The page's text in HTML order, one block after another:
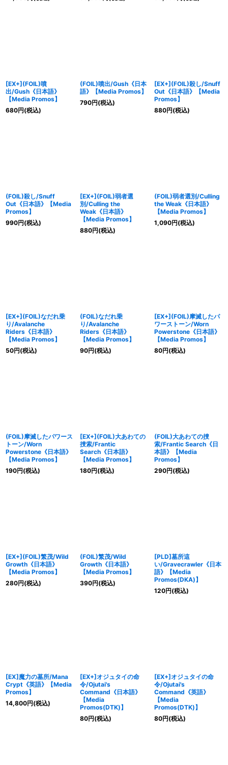
[EX+](FOIL)噴
出/Gush《日本語》
【Media Promos】
680円(税込)
(FOIL)噴出/Gush《日本
語》【Media Promos】
790円(税込)
[EX+](FOIL)殺し/Snuff
Out《日本語》【Media
Promos】
880円(税込)
(FOIL)殺し/Snuff
Out《日本語》【Media
Promos】
990円(税込)
[EX+](FOIL)弱者選
別/Culling the
Weak《日本語》
【Media Promos】
880円(税込)
(FOIL)弱者選別/Culling
the Weak《日本語》
【Media Promos】
1,090円(税込)
[EX+](FOIL)なだれ乗
り/Avalanche
Riders《日本語》
【Media Promos】
50円(税込)
(FOIL)なだれ乗
り/Avalanche
Riders《日本語》
【Media Promos】
90円(税込)
[EX+](FOIL)摩滅したパ
ワーストーン/Worn
Powerstone《日本語》
【Media Promos】
80円(税込)
(FOIL)摩滅したパワース
トーン/Worn
Powerstone《日本語》
【Media Promos】
190円(税込)
[EX+](FOIL)大あわての
捜索/Frantic
Search《日本語》
【Media Promos】
180円(税込)
(FOIL)大あわての捜
索/Frantic Search《日
本語》【Media
Promos】
290円(税込)
[EX+](FOIL)繁茂/Wild
Growth《日本語》
【Media Promos】
280円(税込)
(FOIL)繁茂/Wild
Growth《日本語》
【Media Promos】
390円(税込)
[PLD]墓所這
い/Gravecrawler《日本
語》【Media
Promos(DKA)】
120円(税込)
[EX]魔力の墓所/Mana
Crypt《英語》【Media
Promos】
14,800円(税込)
[EX+]オジュタイの命
令/Ojutai's
Command《日本語》
【Media
Promos(DTK)】
80円(税込)
[EX+]オジュタイの命
令/Ojutai's
Command《英語》
【Media
Promos(DTK)】
80円(税込)